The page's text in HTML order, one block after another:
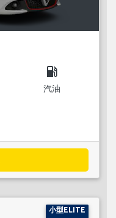
local_gas_station
汽油
小型ELITE